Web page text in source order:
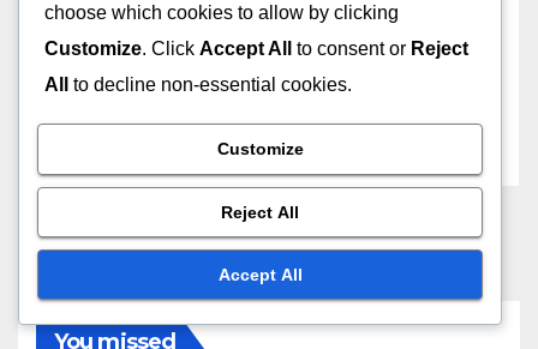
December 2025
November 2025
You missed
choose which cookies to allow by clicking
Customize. Click Accept All to consent or Reject
All
to decline non-essential cookies.
Customize
Reject All
Accept All